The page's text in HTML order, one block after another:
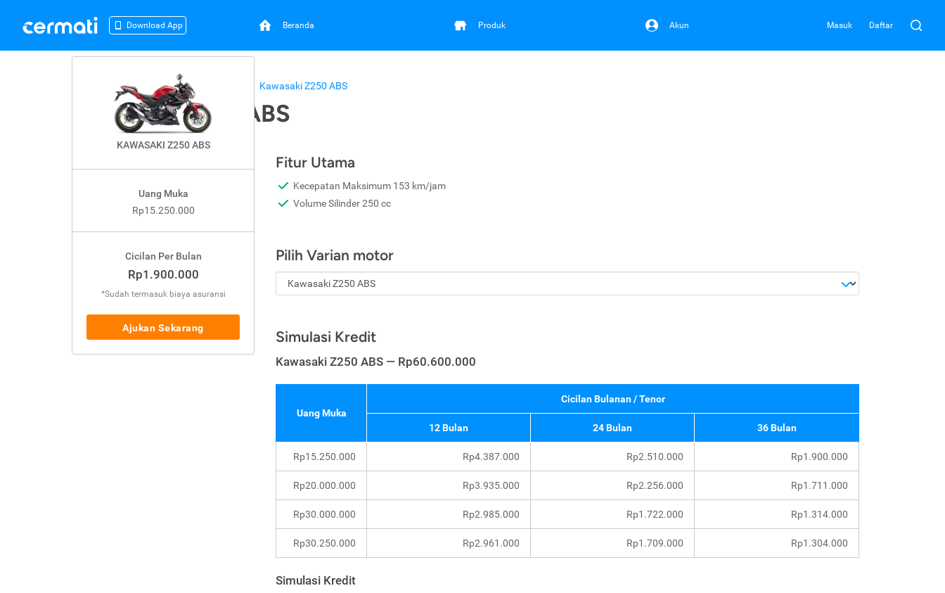
Download App Beranda Produk Akun Masuk Daftar
Kredit Motor Kawasaki Z250 ABS
Kawasaki Z250 ABS
KAWASAKI Z250 ABS
Uang Muka
Rp15.250.000
Cicilan Per Bulan
Rp1.900.000
*Sudah termasuk biaya asuransi
Ajukan Sekarang
Fitur Utama
Kecepatan Maksimum 153 km/jam
Volume Silinder 250 cc
Pilih Varian motor
Simulasi Kredit
Kawasaki Z250 ABS — Rp60.600.000
Uang Muka
Rp15.250.000
Rp20.000.000
Rp30.000.000
Rp30.250.000
Cicilan Bulanan / Tenor
12 Bulan 24 Bulan 36 Bulan
Rp4.387.000 Rp2.510.000 Rp1.900.000
Rp3.935.000 Rp2.256.000 Rp1.711.000
Rp2.985.000 Rp1.722.000 Rp1.314.000
Rp2.961.000 Rp1.709.000 Rp1.304.000
Simulasi Kredit